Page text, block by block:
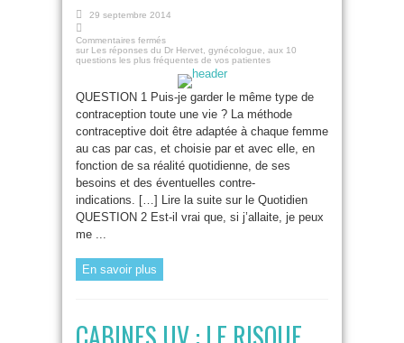
29 septembre 2014
Commentaires fermés
sur Les réponses du Dr Hervet, gynécologue, aux 10
questions les plus fréquentes de vos patientes
QUESTION 1 Puis-je garder le même type de
contraception toute une vie ? La méthode
contraceptive doit être adaptée à chaque femme
au cas par cas, et choisie par et avec elle, en
fonction de sa réalité quotidienne, de ses
besoins et des éventuelles contre-
indications. […] Lire la suite sur le Quotidien
QUESTION 2 Est-il vrai que, si j’allaite, je peux
me ...
En savoir plus